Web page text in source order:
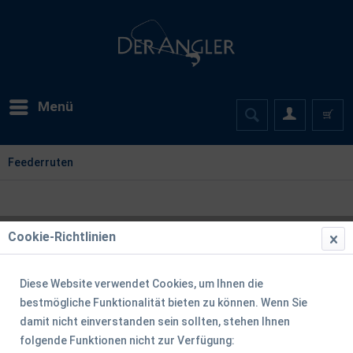
Menü
Feederruten
Cookie-Richtlinien
Diese Website verwendet Cookies, um Ihnen die
bestmögliche Funktionalität bieten zu können. Wenn Sie
damit nicht einverstanden sein sollten, stehen Ihnen
folgende Funktionen nicht zur Verfügung: